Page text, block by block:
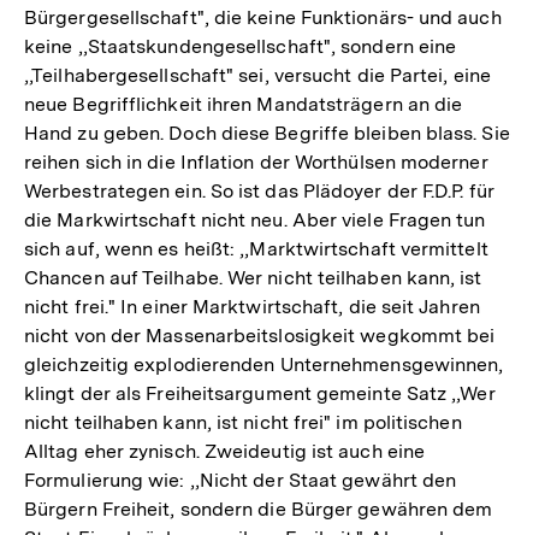
Bürgergesellschaft", die keine Funktionärs- und auch
keine ,,Staatskundengesellschaft", sondern eine
,,Teilhabergesellschaft" sei, versucht die Partei, eine
neue Begrifflichkeit ihren Mandatsträgern an die
Hand zu geben. Doch diese Begriffe bleiben blass. Sie
reihen sich in die Inflation der Worthülsen moderner
Werbestrategen ein. So ist das Plädoyer der F.D.P. für
die Markwirtschaft nicht neu. Aber viele Fragen tun
sich auf, wenn es heißt: ,,Marktwirtschaft vermittelt
Chancen auf Teilhabe. Wer nicht teilhaben kann, ist
nicht frei." In einer Marktwirtschaft, die seit Jahren
nicht von der Massenarbeitslosigkeit wegkommt bei
gleichzeitig explodierenden Unternehmensgewinnen,
klingt der als Freiheitsargument gemeinte Satz ,,Wer
nicht teilhaben kann, ist nicht frei" im politischen
Alltag eher zynisch. Zweideutig ist auch eine
Formulierung wie: ,,Nicht der Staat gewährt den
Bürgern Freiheit, sondern die Bürger gewähren dem